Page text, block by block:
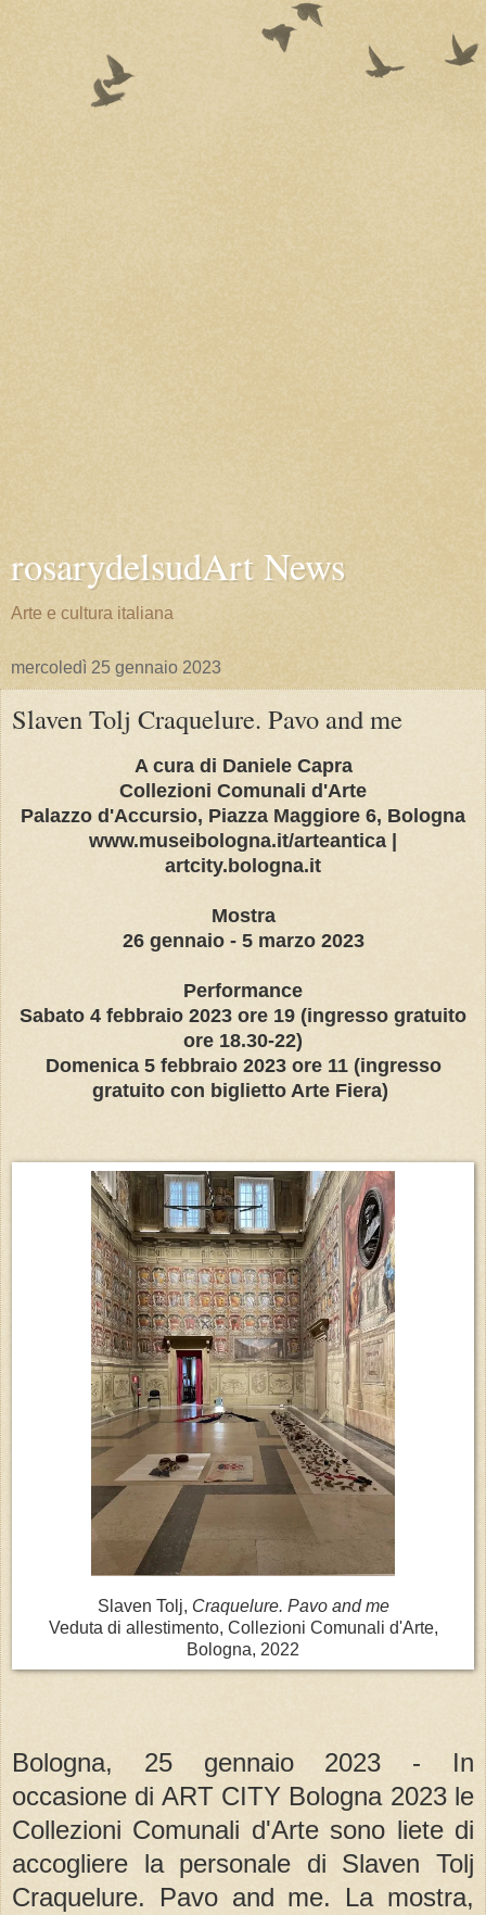
rosarydelsudArt News
Arte e cultura italiana
mercoledì 25 gennaio 2023
Slaven Tolj Craquelure. Pavo and me
A cura di Daniele Capra
Collezioni Comunali d'Arte
Palazzo d'Accursio, Piazza Maggiore 6, Bologna
www.museibologna.it/arteantica |
artcity.bologna.it
Mostra
26 gennaio - 5 marzo 2023
Performance
Sabato 4 febbraio 2023 ore 19 (ingresso gratuito
ore 18.30-22)
Domenica 5 febbraio 2023 ore 11 (ingresso
gratuito con biglietto Arte Fiera)
Slaven Tolj, Craquelure. Pavo and me
Veduta di allestimento, Collezioni Comunali d'Arte,
Bologna, 2022
Bologna, 25 gennaio 2023 - In
occasione di ART CITY Bologna 2023 le
Collezioni Comunali d'Arte sono liete di
accogliere la personale di Slaven Tolj
Craquelure. Pavo and me. La mostra,